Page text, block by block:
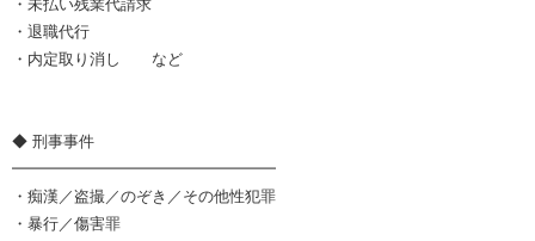
・未払い残業代請求
・退職代行
・内定取り消し など
◆ 刑事事件
━━━━━━━━━━━━━━━━━
・痴漢／盗撮／のぞき／その他性犯罪
・暴行／傷害罪